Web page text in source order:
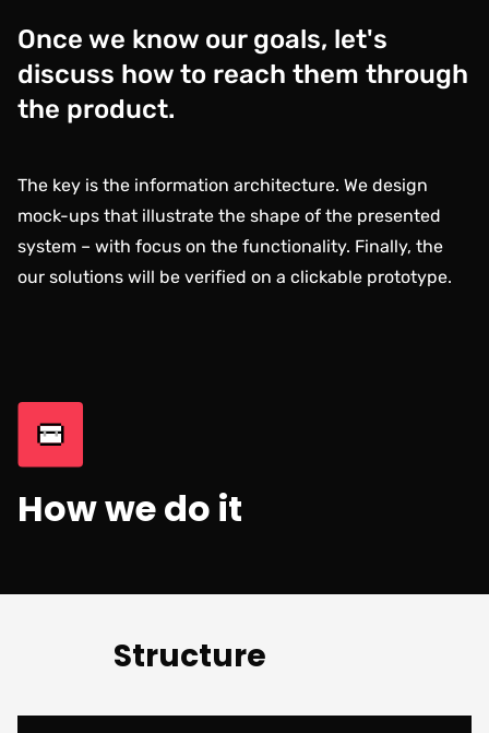
Once we know our goals, let's
discuss how to reach them through
the product.
The key is the information architecture. We design
mock-ups that illustrate the shape of the presented
system – with focus on the functionality. Finally, the
our solutions will be verified on a clickable prototype.
How we do it
Structure